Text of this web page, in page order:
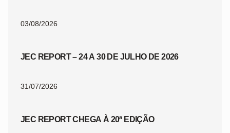
03/08/2026
JEC REPORT – 24 A 30 DE JULHO DE 2026
31/07/2026
JEC REPORT CHEGA À 20ª EDIÇÃO